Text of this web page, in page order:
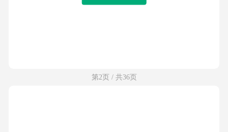
第2页 / 共36页